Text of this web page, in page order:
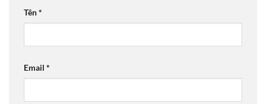
Tên*
Email *